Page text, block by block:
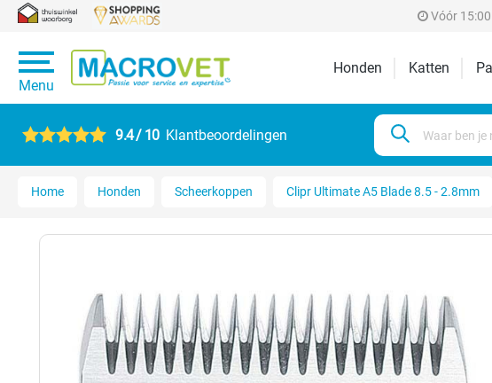
Vóór
Menu
Honden Katten
9.4 / 10 Klantbeoordelingen
Home Honden Scheerkoppen Clipr Ultimate A5 Blade 8.5 - 2.8mm